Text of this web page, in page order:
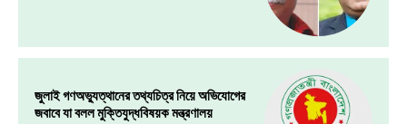
জুলাই গণঅভ্যুত্থানের তথ্যচিত্র নিয়ে অভিযোগের
জবাবে যা বলল মুক্তিযুদ্ধবিষয়ক মন্ত্রণালয়